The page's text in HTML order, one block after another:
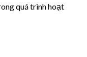
quá trình hoạt